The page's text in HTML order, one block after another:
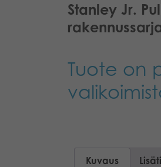
Stanley Jr.
Tuote on
Kuvaus